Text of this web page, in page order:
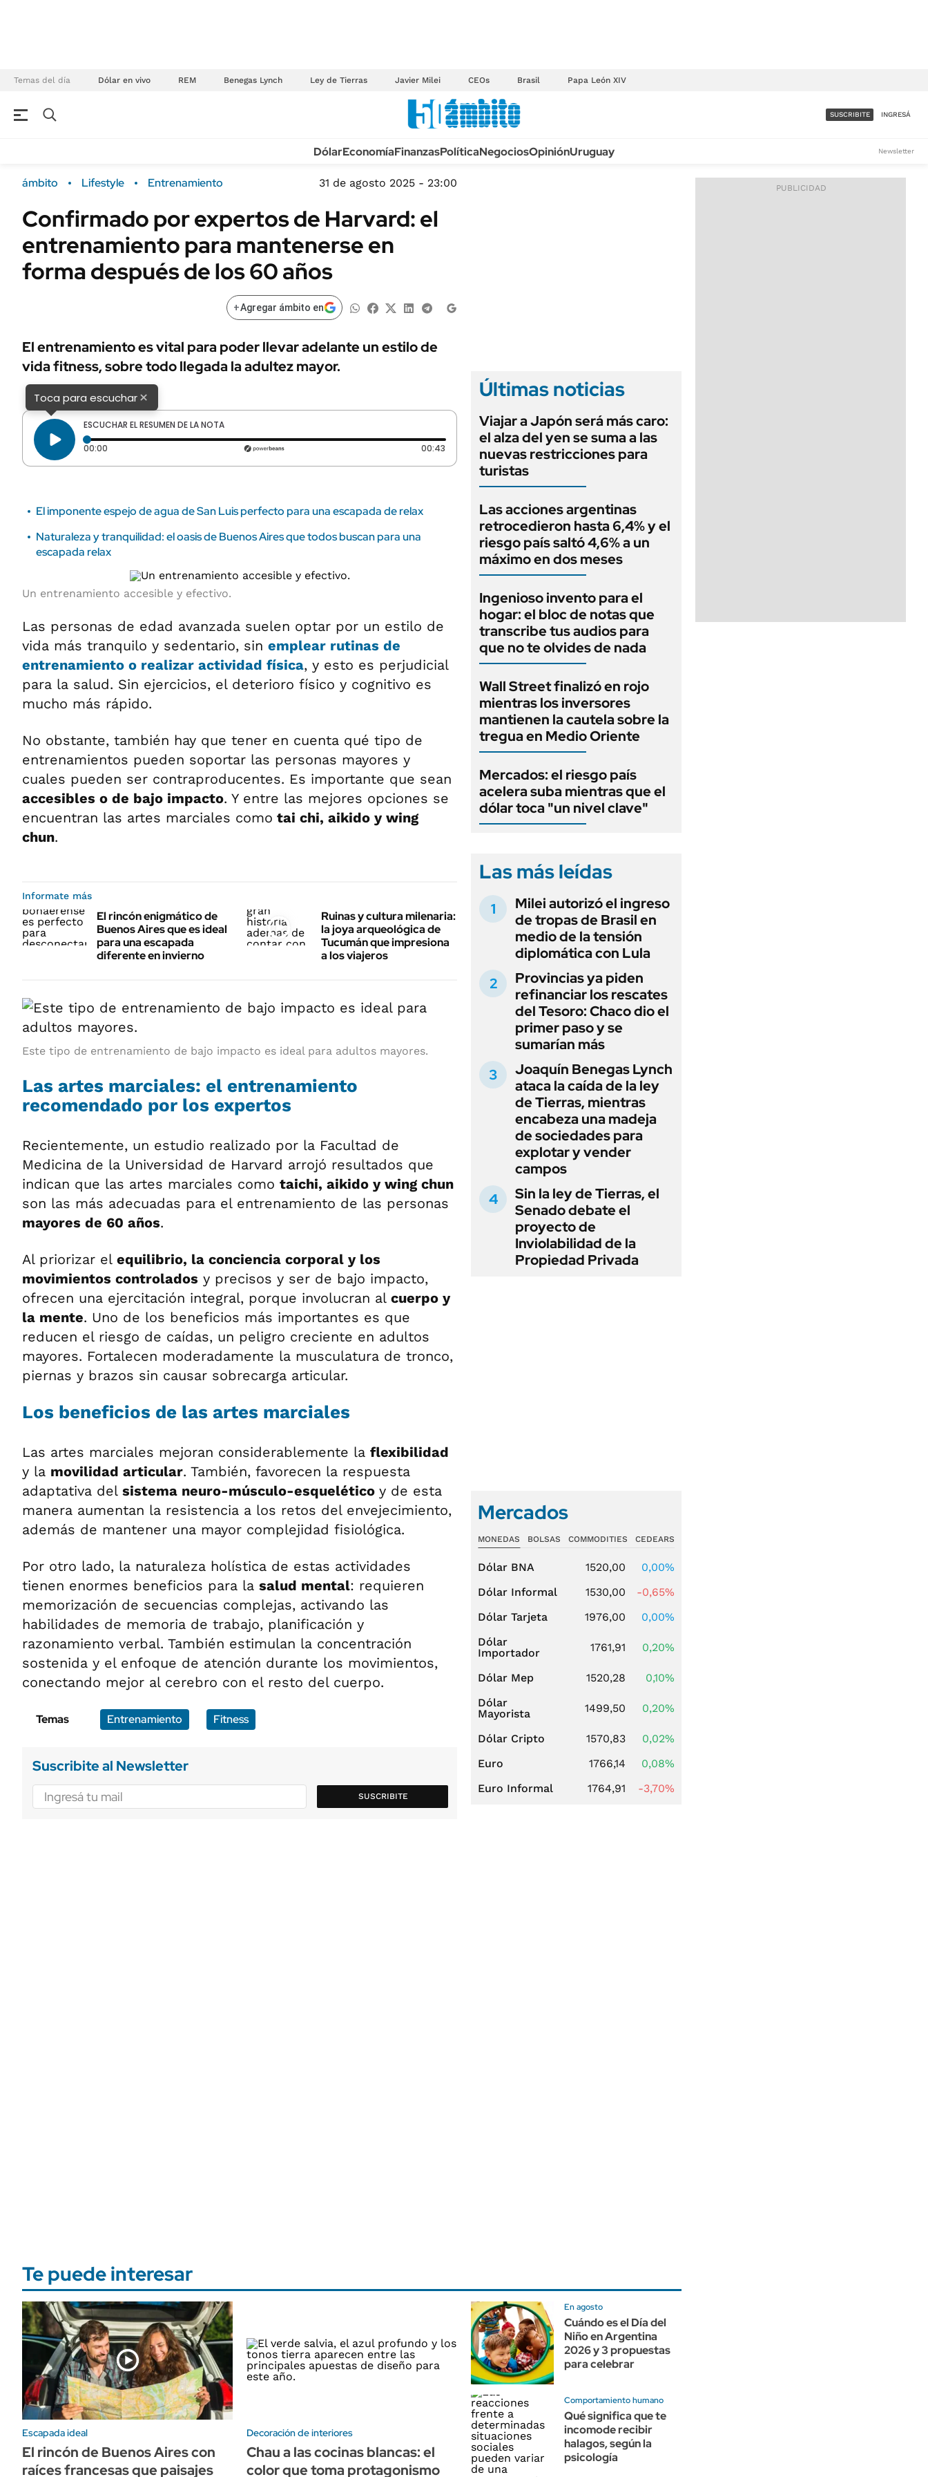
Temas del día Dólar en vivo REM Benegas Lynch Ley de Tierras Javier Milei CEOs Brasil Papa León XIV
Campo
FINANZAS
Dólar
Sustentabilidad
POLÍTICA
URUGUAY
TECNOLOGÍA
MÉXICO
MUNDO
INFORMACIÓN GENERAL
AUTOS
ACCESO FULL - $1.800/MES
SUSCRIBITE INGRESÁ
DólarEconomíaFinanzasPolíticaNegociosOpiniónUruguay Newsletter
ámbito Lifestyle Entrenamiento 31 de agosto 2025 - 23:00
Confirmado por expertos de Harvard: el
entrenamiento para mantenerse en
forma después de los 60 años
+Agregar ámbito en
El entrenamiento es vital para poder llevar adelante un estilo de
vida fitness, sobre todo llegada la adultez mayor.
Toca para escuchar×
ESCUCHAR EL RESUMEN DE LA NOTA
00:00 Tiempo transcurrido: 0 segundos 00:43
El imponente espejo de agua de San Luis perfecto para una escapada de relax
Naturaleza y tranquilidad: el oasis de Buenos Aires que todos buscan para una
escapada relax
Un entrenamiento accesible y efectivo.
Las personas de edad avanzada suelen optar por un estilo de
vida más tranquilo y sedentario, sin emplear rutinas de
entrenamiento o realizar actividad física, y esto es perjudicial
para la salud. Sin ejercicios, el deterioro físico y cognitivo es
mucho más rápido.
No obstante, también hay que tener en cuenta qué tipo de
entrenamientos pueden soportar las personas mayores y
cuales pueden ser contraproducentes. Es importante que sean
accesibles o de bajo impacto. Y entre las mejores opciones se
encuentran las artes marciales como tai chi, aikido y wing
chun.
Informate más
El rincón enigmático de
Buenos Aires que es ideal
para una escapada
diferente en invierno
Ruinas y cultura milenaria:
la joya arqueológica de
Tucumán que impresiona
a los viajeros
Este tipo de entrenamiento de bajo impacto es ideal para adultos mayores.
Las artes marciales: el entrenamiento
recomendado por los expertos
Recientemente, un estudio realizado por la Facultad de
Medicina de la Universidad de Harvard arrojó resultados que
indican que las artes marciales como taichi, aikido y wing chun
son las más adecuadas para el entrenamiento de las personas
mayores de 60 años.
Al priorizar el equilibrio, la conciencia corporal y los
movimientos controlados y precisos y ser de bajo impacto,
ofrecen una ejercitación integral, porque involucran al cuerpo y
la mente. Uno de los beneficios más importantes es que
reducen el riesgo de caídas, un peligro creciente en adultos
mayores. Fortalecen moderadamente la musculatura de tronco,
piernas y brazos sin causar sobrecarga articular.
Los beneficios de las artes marciales
Las artes marciales mejoran considerablemente la flexibilidad
y la movilidad articular. También, favorecen la respuesta
adaptativa del sistema neuro-músculo-esquelético y de esta
manera aumentan la resistencia a los retos del envejecimiento,
además de mantener una mayor complejidad fisiológica.
Por otro lado, la naturaleza holística de estas actividades
tienen enormes beneficios para la salud mental: requieren
memorización de secuencias complejas, activando las
habilidades de memoria de trabajo, planificación y
razonamiento verbal. También estimulan la concentración
sostenida y el enfoque de atención durante los movimientos,
conectando mejor al cerebro con el resto del cuerpo.
Temas Entrenamiento Fitness
Suscribite al Newsletter
SUSCRIBITE
Últimas noticias
Viajar a Japón será más caro:
el alza del yen se suma a las
nuevas restricciones para
turistas
Las acciones argentinas
retrocedieron hasta 6,4% y el
riesgo país saltó 4,6% a un
máximo en dos meses
Ingenioso invento para el
hogar: el bloc de notas que
transcribe tus audios para
que no te olvides de nada
Wall Street finalizó en rojo
mientras los inversores
mantienen la cautela sobre la
tregua en Medio Oriente
Mercados: el riesgo país
acelera suba mientras que el
dólar toca "un nivel clave"
Las más leídas
Milei autorizó el ingreso
de tropas de Brasil en
medio de la tensión
diplomática con Lula
Provincias ya piden
refinanciar los rescates
del Tesoro: Chaco dio el
primer paso y se
sumarían más
Joaquín Benegas Lynch
ataca la caída de la ley
de Tierras, mientras
encabeza una madeja
de sociedades para
explotar y vender
campos
Sin la ley de Tierras, el
Senado debate el
proyecto de
Inviolabilidad de la
Propiedad Privada
Mercados
MONEDAS BOLSAS COMMODITIES CEDEARS
Dólar BNA 1520,00
0,00%
Dólar Informal
1530,00
-0,65%
Dólar Tarjeta
1976,00
0,00%
Dólar
Importador
1761,91 0,20%
Dólar Mep 1520,28
0,10%
Dólar
Mayorista
1499,50 0,20%
Dólar Cripto 1570,83
0,02%
Euro
1766,14
0,08%
Euro Informal
1764,91 -3,70%
Te puede interesar
Escapada ideal
El rincón de Buenos Aires con
raíces francesas que paisajes
Decoración de interiores
Chau a las cocinas blancas: el
color que toma protagonismo
En agosto
Cuándo es el Día del
Niño en Argentina
2026 y 3 propuestas
para celebrar
Comportamiento humano
Qué significa que te
incomode recibir
halagos, según la
psicología